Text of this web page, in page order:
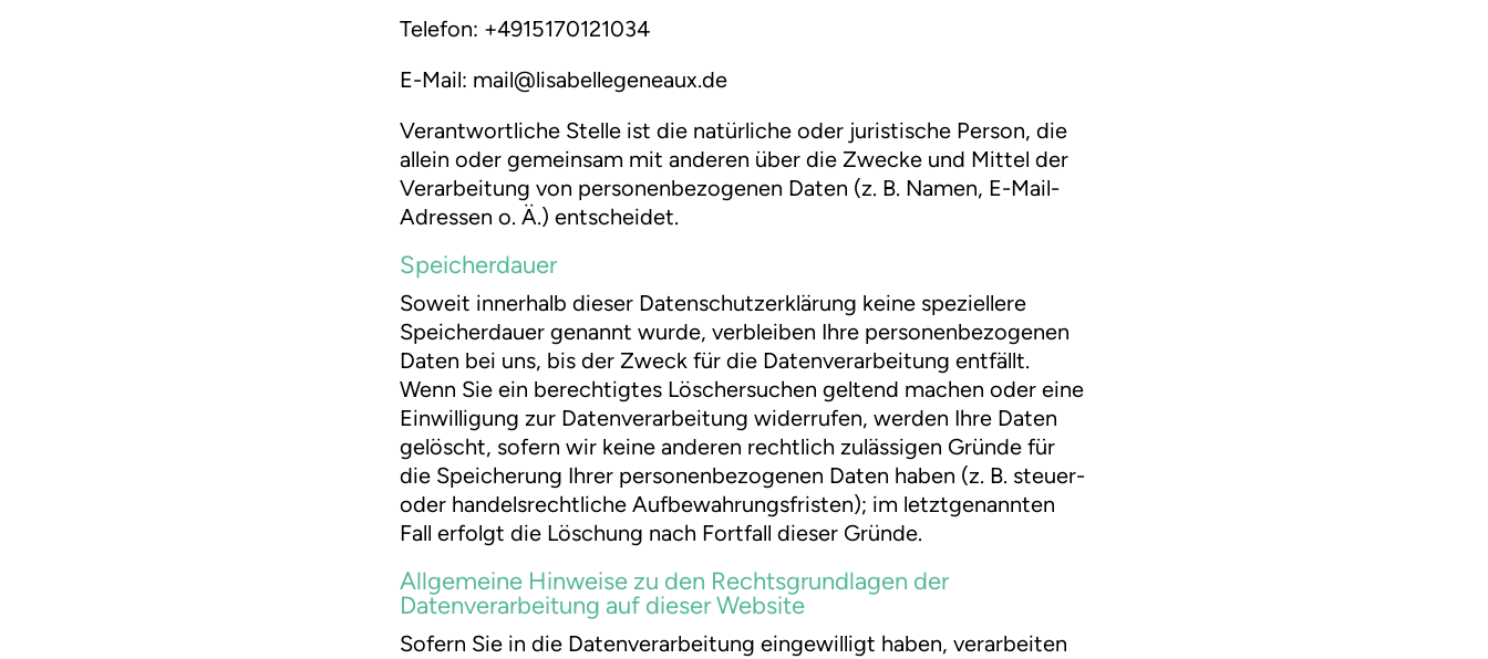
Telefon: +4915170121034
E-Mail: mail@lisabellegeneaux.de
Verantwortliche Stelle ist die natürliche oder juristische Person, die
allein oder gemeinsam mit anderen über die Zwecke und Mittel der
Verarbeitung von personenbezogenen Daten (z. B. Namen, E-Mail-
Adressen o. Ä.) entscheidet.
Speicherdauer
Soweit innerhalb dieser Datenschutzerklärung keine speziellere
Speicherdauer genannt wurde, verbleiben Ihre personenbezogenen
Daten bei uns, bis der Zweck für die Datenverarbeitung entfällt.
Wenn Sie ein berechtigtes Löschersuchen geltend machen oder eine
Einwilligung zur Datenverarbeitung widerrufen, werden Ihre Daten
gelöscht, sofern wir keine anderen rechtlich zulässigen Gründe für
die Speicherung Ihrer personenbezogenen Daten haben (z. B. steuer-
oder handelsrechtliche Aufbewahrungsfristen); im letztgenannten
Fall erfolgt die Löschung nach Fortfall dieser Gründe.
Allgemeine Hinweise zu den Rechtsgrundlagen der
Datenverarbeitung auf dieser Website
Sofern Sie in die Datenverarbeitung eingewilligt haben, verarbeiten